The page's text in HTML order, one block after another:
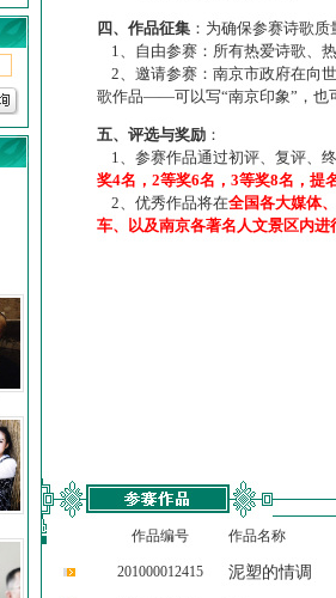
四、作品征集 ：为确保参赛诗歌
1、自由参赛：所有热爱诗歌、
2、邀请参赛：南京市政府在向
歌作品——可以写“南京印象”，也
五、评选与奖励 ：
1、参赛作品通过初评、复评、
奖4名，2等奖6名，3等奖8名，提
2、优秀作品将在全国各大媒体
车、以及南京各著名人文景区内进
作品编号 作品名称
201000012415 泥塑的情调